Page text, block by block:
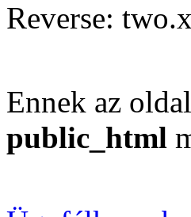
Reverse:
Ennek az
public_html